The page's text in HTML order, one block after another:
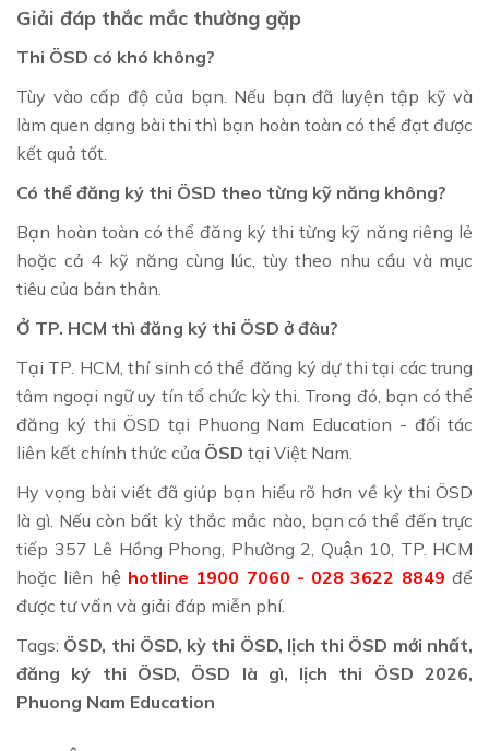
Giải đáp thắc mắc thường gặp
Thi ÖSD có khó không?
Tùy vào cấp độ của bạn. Nếu bạn đã luyện tập kỹ và
làm quen dạng bài thi thì bạn hoàn toàn có thể đạt được
kết quả tốt.
Có thể đăng ký thi ÖSD theo từng kỹ năng không?
Bạn hoàn toàn có thể đăng ký thi từng kỹ năng riêng lẻ
hoặc cả 4 kỹ năng cùng lúc, tùy theo nhu cầu và mục
tiêu của bản thân.
Ở TP. HCM thì đăng ký thi ÖSD ở đâu?
Tại TP. HCM, thí sinh có thể đăng ký dự thi tại các trung
tâm ngoại ngữ uy tín tổ chức kỳ thi. Trong đó, bạn có thể
đăng ký thi ÖSD tại Phuong Nam Education - đối tác
liên kết chính thức của ÖSD tại Việt Nam.
Hy vọng bài viết đã giúp bạn hiểu rõ hơn về kỳ thi ÖSD
là gì. Nếu còn bất kỳ thắc mắc nào, bạn có thể đến trực
tiếp 357 Lê Hồng Phong, Phường 2, Quận 10, TP. HCM
hoặc liên hệ hotline 1900 7060 - 028 3622 8849 để
được tư vấn và giải đáp miễn phí.
Tags: ÖSD, thi ÖSD, kỳ thi ÖSD, lịch thi ÖSD mới nhất,
đăng ký thi ÖSD, ÖSD là gì, lịch thi ÖSD 2026,
Phuong Nam Education